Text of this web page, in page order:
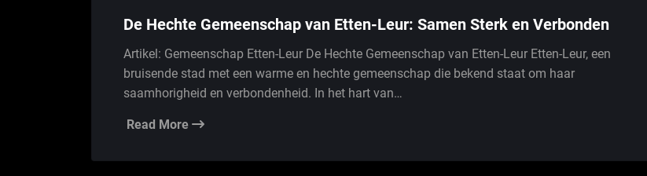
De Hechte Gemeenschap van Etten-Leur: Samen Sterk en Verbonden
Artikel: Gemeenschap Etten-Leur De Hechte Gemeenschap van Etten-Leur Etten-Leur, een
bruisende stad met een warme en hechte gemeenschap die bekend staat om haar
saamhorigheid en verbondenheid. In het hart van…
Read More